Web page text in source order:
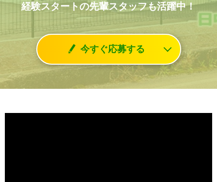
経験スタートの先輩スタッフも活躍中！
今すぐ応募する